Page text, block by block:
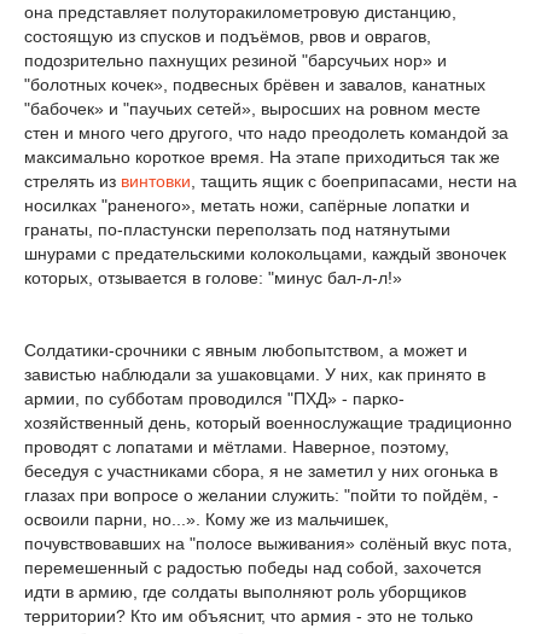
она представляет полуторакилометровую дистанцию,
состоящую из спусков и подъёмов, рвов и оврагов,
подозрительно пахнущих резиной "барсучьих нор» и
"болотных кочек», подвесных брёвен и завалов, канатных
"бабочек» и "паучьих сетей», выросших на ровном месте
стен и много чего другого, что надо преодолеть командой за
максимально короткое время. На этапе приходиться так же
стрелять из винтовки , тащить ящик с боеприпасами, нести на
носилках "раненого», метать ножи, сапёрные лопатки и
гранаты, по-пластунски переползать под натянутыми
шнурами с предательскими колокольцами, каждый звоночек
которых, отзывается в голове: "минус бал-л-л!»
Солдатики-срочники с явным любопытством, а может и
завистью наблюдали за ушаковцами. У них, как принято в
армии, по субботам проводился "ПХД» - парко-
хозяйственный день, который военнослужащие традиционно
проводят с лопатами и мётлами. Наверное, поэтому,
беседуя с участниками сбора, я не заметил у них огонька в
глазах при вопросе о желании служить: "пойти то пойдём, -
освоили парни, но...». Кому же из мальчишек,
почувствовавших на "полосе выживания» солёный вкус пота,
перемешенный с радостью победы над собой, захочется
идти в армию, где солдаты выполняют роль уборщиков
территории? Кто им объяснит, что армия - это не только